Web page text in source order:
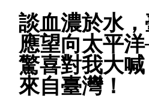
談血濃於水
應望向太平
驚喜對我大
來自臺灣！